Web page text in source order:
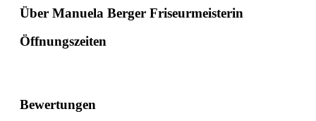
Über Manuela Berger Friseurmeisterin
Öffnungszeiten
Bewertungen